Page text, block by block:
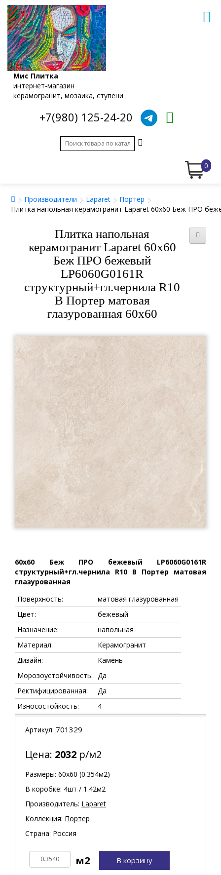
Мис Плитка
интернет-магазин
керамогранит, мозаика, ступени
+7(980) 125-24-20
0
Производители Laparet
Портер
Плитка напольная керамогранит Laparet 60x60 Беж ПРО
Плитка напольная
керамогранит Laparet 60x60
Беж ПРО бежевый
LP6060G0161R
структурный+гл.чернила R10
B Портер матовая
глазурованная 60x60
60x60 Беж ПРО бежевый LP6060G0161R
структурный+гл.чернила R10 B Портер матовая
глазурованная
Поверхность:
матовая глазурованная
Цвет:
бежевый
Назначение:
напольная
Материал:
Керамогранит
Дизайн:
Камень
Морозоустойчивость: Да
Ректифицированная:
Да
Износостойкость:
4
Артикул: 701329
Цена: 2032 р/м2
Размеры: 60х60 (0.354м2)
В коробке: 4шт / 1.42м2
Производитель: Laparet
Коллекция: Портер
Страна: Россия
В корзину